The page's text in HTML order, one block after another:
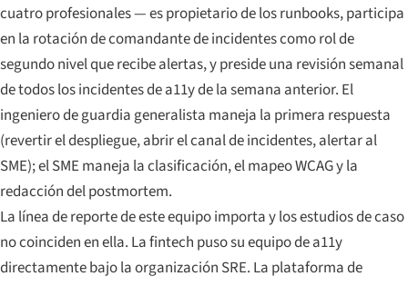
cuatro profesionales — es propietario de los runbooks, participa
en la rotación de comandante de incidentes como rol de
segundo nivel que recibe alertas, y preside una revisión semanal
de todos los incidentes de a11y de la semana anterior. El
ingeniero de guardia generalista maneja la primera respuesta
(revertir el despliegue, abrir el canal de incidentes, alertar al
SME); el SME maneja la clasificación, el mapeo WCAG y la
redacción del postmortem.
La línea de reporte de este equipo importa y los estudios de caso
no coinciden en ella. La fintech puso su equipo de a11y
directamente bajo la organización SRE. La plataforma de